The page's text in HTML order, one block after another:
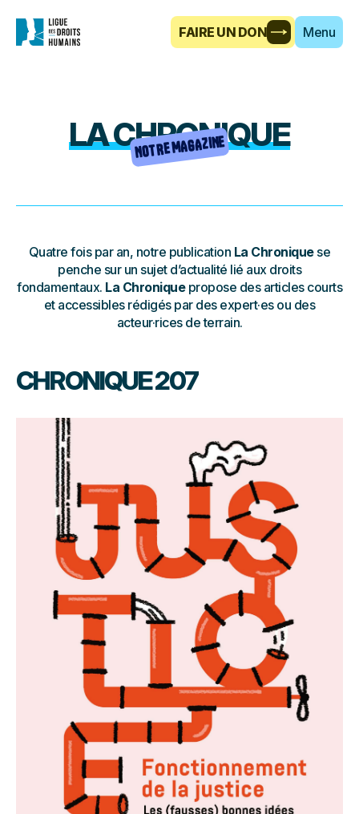
FAIRE UN DON Menu
LA CHRONIQUE
NOTRE MAGAZINE
Quatre fois par an, notre publication La Chroniquese
penche sur un sujet d’actualité lié aux droits
fondamentaux. La Chroniquepropose des articles courts
et accessibles rédigés par des expert·es ou des
acteur·rices de terrain.
CHRONIQUE 207